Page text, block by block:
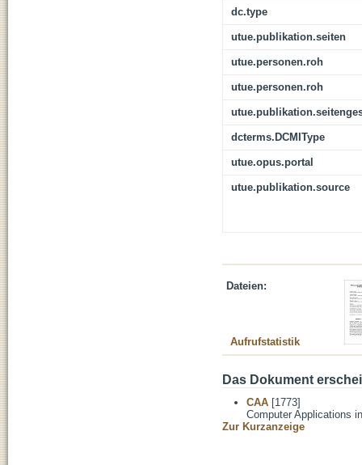
dc.type
utue.publikation.seiten
utue.personen.roh
utue.personen.roh
dcterms.DCMIType
utue.opus.portal
utue.publikation.source
Dateien:
Aufrufstatistik
Das Dokument
CAA [1773]
Computer Applications
Zur Kurzanzeige